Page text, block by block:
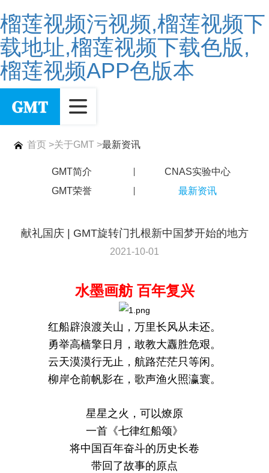
榴莲视频污视频,榴莲视频下
载地址,榴莲视频下载色版,
榴莲视频APP色版本
首页 >关于GMT >最新资讯
GMT简介
CNAS实验中心
GMT荣誉
最新资讯
献礼国庆 | GMT旋转门扎根新中国梦开始的地方
2021-10-01
水墨画舫 百年复兴
红船辟浪渡关山，万里长风从未还。
勇举高樯擎日月，敢教大纛胜危艰。
云天漠漠行无止，航路茫茫只等闲。
柳岸仓前帆影在，歌声渔火照瀛寰。
星星之火，可以燎原
一首《七律红船颂》
将中国百年奋斗的历史长卷
带回了故事的原点